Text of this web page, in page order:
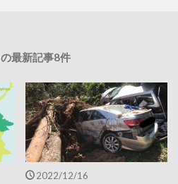
の最新記事8件
2022/12/16